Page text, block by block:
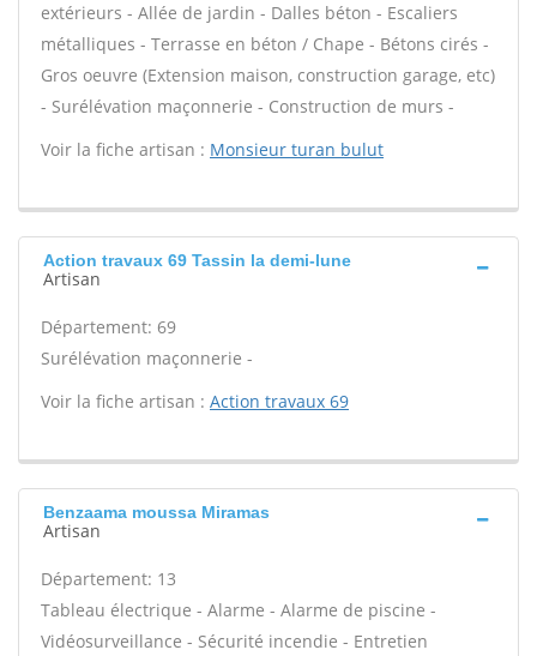
extérieurs - Allée de jardin - Dalles béton - Escaliers
métalliques - Terrasse en béton / Chape - Bétons cirés -
Gros oeuvre (Extension maison, construction garage, etc)
- Surélévation maçonnerie - Construction de murs -
Voir la fiche artisan : Monsieur turan bulut
Action travaux 69 Tassin la demi-lune
Artisan
Département: 69
Surélévation maçonnerie -
Voir la fiche artisan : Action travaux 69
Benzaama moussa Miramas
Artisan
Département: 13
Tableau électrique - Alarme - Alarme de piscine -
Vidéosurveillance - Sécurité incendie - Entretien